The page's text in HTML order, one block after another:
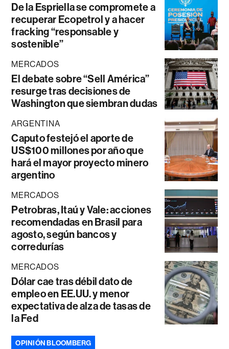
De la Espriella se compromete a
recuperar Ecopetrol y a hacer
fracking “responsable y
sostenible”
MERCADOS
El debate sobre “Sell América”
resurge tras decisiones de
Washington que siembran dudas
ARGENTINA
Caputo festejó el aporte de
US$100 millones por año que
hará el mayor proyecto minero
argentino
MERCADOS
Petrobras, Itaú y Vale: acciones
recomendadas en Brasil para
agosto, según bancos y
corredurías
MERCADOS
Dólar cae tras débil dato de
empleo en EE.UU. y menor
expectativa de alza de tasas de
la Fed
OPINIÓN BLOOMBERG